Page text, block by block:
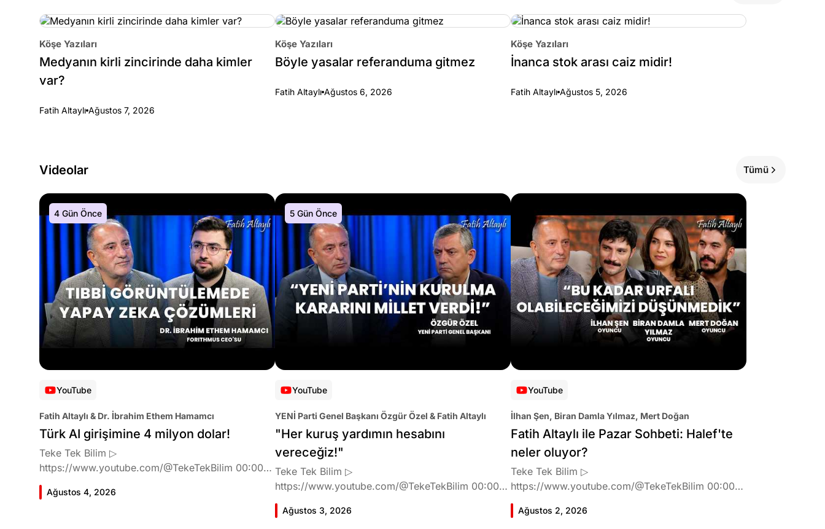
Köşe Yazıları
Medyanın kirli zincirinde daha kimler
var?
Fatih Altaylı Ağustos 7, 2026
Köşe Yazıları
Böyle yasalar referanduma gitmez
Fatih Altaylı Ağustos 6, 2026
Köşe Yazıları
İnanca stok arası caiz midir!
Fatih Altaylı Ağustos 5, 2026
Videolar Tümü
4 Gün Önce
YouTube
Fatih Altaylı & Dr. İbrahim Ethem Hamamcı
Türk AI girişimine 4 milyon dolar!
Teke Tek Bilim ▷
https://www.youtube.com/@TekeTekBilim 00:00
Giriş 01:51 İbrahim Ethem Hamamcı kimdir ve
akademik çalışmaları neler? 10:54 Kendi şirketlerini
Ağustos 4, 2026
5 Gün Önce
YouTube
YENİ Parti Genel Başkanı Özgür Özel & Fatih Altaylı
"Her kuruş yardımın hesabını
vereceğiz!"
Teke Tek Bilim ▷
https://www.youtube.com/@TekeTekBilim 00:00
Giriş 01:58 Butlan kararı 05:58 Butlan kararı kimin
meselesi? 11:32 Kılıçdaroğlu bu günlerin sinyalini
Ağustos 3, 2026
YouTube
İlhan Şen, Biran Damla Yılmaz, Mert Doğan
Fatih Altaylı ile Pazar Sohbeti: Halef'te
neler oluyor?
Teke Tek Bilim ▷
https://www.youtube.com/@TekeTekBilim 00:00
Giriş 02:46 Biran Damla Yılmaz dizi teklifi
geldiğinde neler hissetti? 05:41 Oynadığı role nasıl
Ağustos 2, 2026